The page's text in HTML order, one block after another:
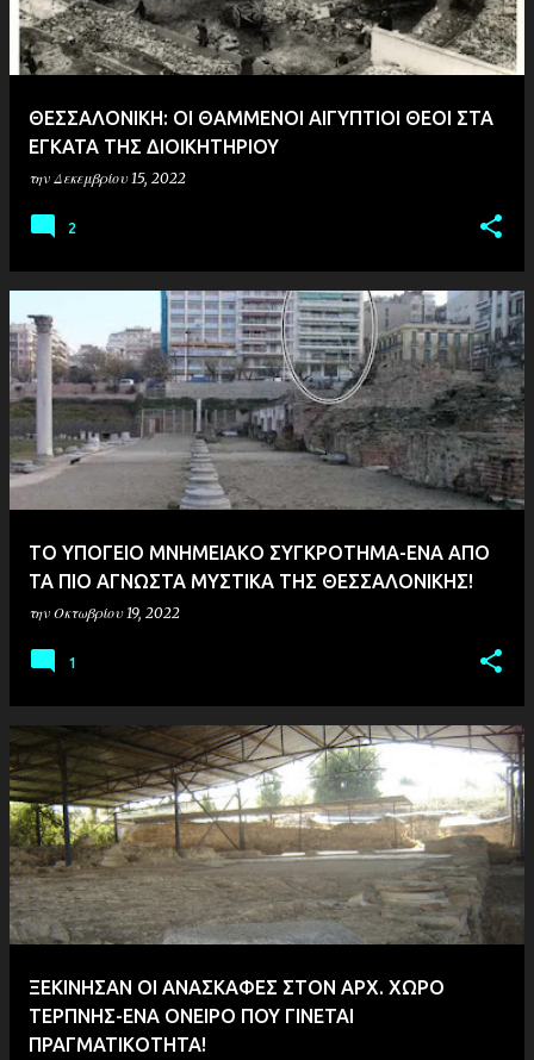
ΘΕΣΣΑΛΟΝΙΚΗ: ΟΙ ΘΑΜΜΕΝΟΙ ΑΙΓΥΠΤΙΟΙ ΘΕΟΙ ΣΤΑ
ΕΓΚΑΤΑ ΤΗΣ ΔΙΟΙΚΗΤΗΡΙΟΥ
την Δεκεμβρίου 15, 2022
2
ΤΟ ΥΠΟΓΕΙΟ ΜΝΗΜΕΙΑΚΟ ΣΥΓΚΡΟΤΗΜΑ-ΕΝΑ ΑΠΟ
ΤΑ ΠΙΟ ΑΓΝΩΣΤΑ ΜΥΣΤΙΚΑ ΤΗΣ ΘΕΣΣΑΛΟΝΙΚΗΣ!
την Οκτωβρίου 19, 2022
1
ΞΕΚΙΝΗΣΑΝ ΟΙ ΑΝΑΣΚΑΦΕΣ ΣΤΟΝ ΑΡΧ. ΧΩΡΟ
ΤΕΡΠΝΗΣ-ΕΝΑ ΟΝΕΙΡΟ ΠΟΥ ΓΙΝΕΤΑΙ
ΠΡΑΓΜΑΤΙΚΟΤΗΤΑ!